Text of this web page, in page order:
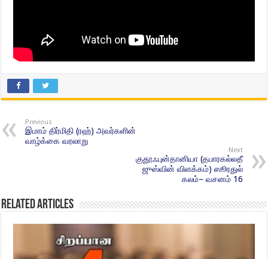
Previous
இமாம் திர்மிதி (ரஹ்) அவர்களின்
வாழ்க்கை வரலாறு
Next
குதூஃபுன்தானியா (தபாரகல்லதீ
ஜுஸ்வின் விளக்கம்) ஸூரதுல்
கலம்– வசனம் 16
Related Articles